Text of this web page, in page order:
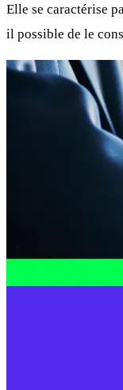
Elle se caractérise
il possible de le